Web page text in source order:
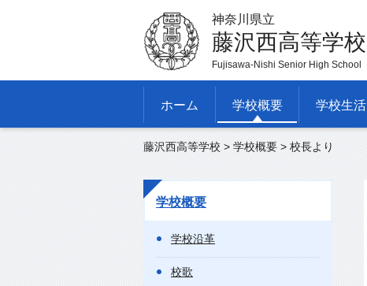
神奈川県立
藤沢西高等学校
Fujisawa-Nishi Senior High School
ホーム 学校概要 学校生活
藤沢西高等学校>学校概要> 校長より
学校概要
学校沿革
校歌